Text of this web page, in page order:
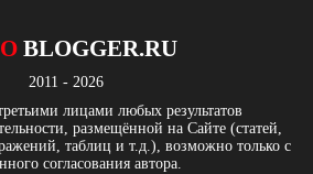
BLOGGER.RU
2011 - 2026
лицами любых результатов
размещённой на Сайте (статей,
таблиц и т.д.), возможно только с
согласования автора.